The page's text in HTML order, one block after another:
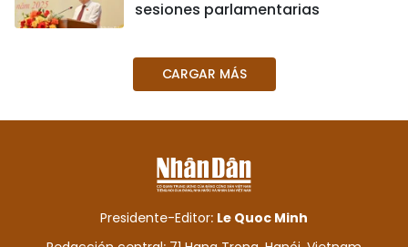
sesiones parlamentarias
CARGAR MÁS
Presidente-Editor: Le Quoc Minh